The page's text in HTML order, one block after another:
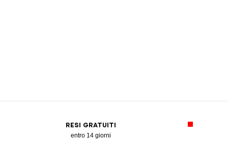
RESI GRATUITI
entro 14 giorni